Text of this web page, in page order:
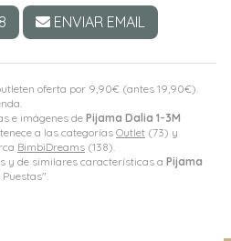
oferta por 9,90€ (antes 19,90€).
e imágenes de Pijama Dalia 1-3M
a las categorías Outlet (73) y
BimbiDreams (138).
y de similares características a Pijama
ENVIAR EMAIL